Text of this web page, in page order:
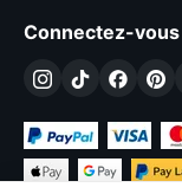
Connectez-